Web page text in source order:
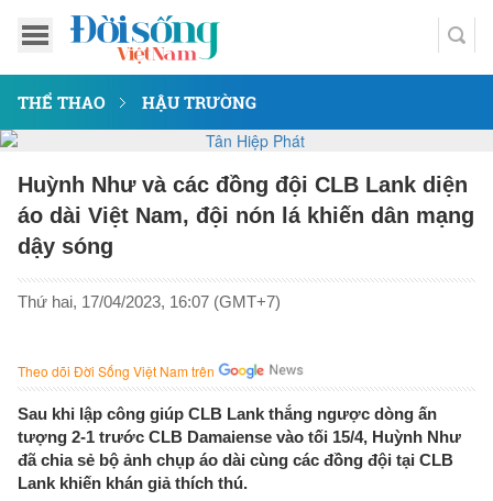
THỂ THAO HẬU TRƯỜNG
Huỳnh Như và các đồng đội CLB Lank diện
áo dài Việt Nam, đội nón lá khiến dân mạng
dậy sóng
Thứ hai, 17/04/2023, 16:07 (GMT+7)
Theo dõi Đời Sống Việt Nam trên
Sau khi lập công giúp CLB Lank thắng ngược dòng ấn
tượng 2-1 trước CLB Damaiense vào tối 15/4, Huỳnh Như
đã chia sẻ bộ ảnh chụp áo dài cùng các đồng đội tại CLB
Lank khiến khán giả thích thú.